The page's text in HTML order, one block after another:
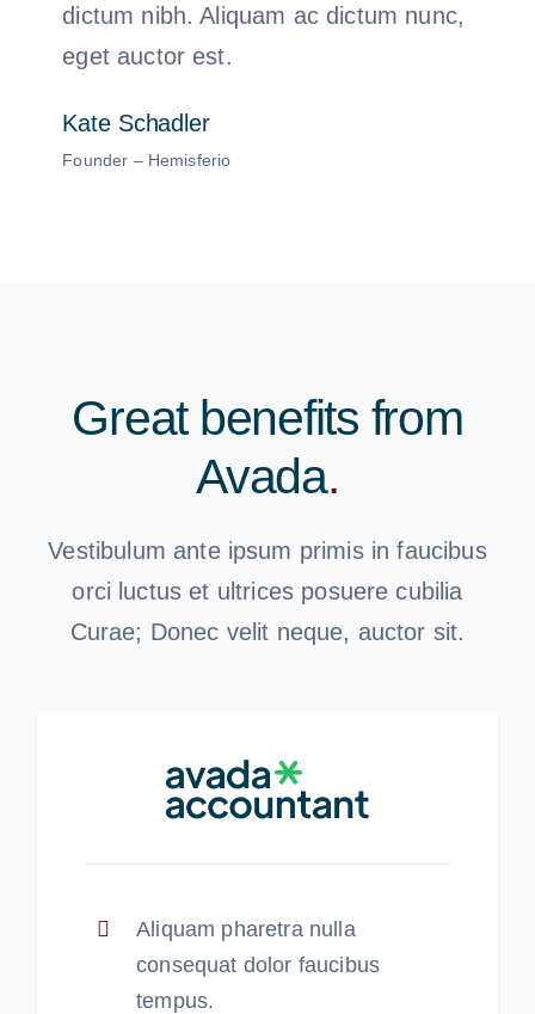
dictum nibh. Aliquam ac dictum nunc,
eget auctor est.
Kate Schadler
Founder – Hemisferio
Great benefits from
Avada.
Vestibulum ante ipsum primis in faucibus
orci luctus et ultrices posuere cubilia
Curae; Donec velit neque, auctor sit.
Aliquam pharetra nulla
consequat dolor faucibus
tempus.